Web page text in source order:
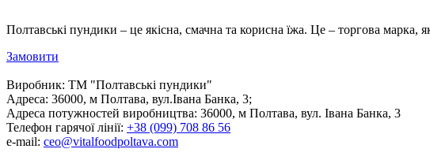
Полтавські пундики – це якісна, смачна та корисна їжа. Це – торгова марка,
Замовити
Виробник: ТМ "Полтавські пундики"
Адреса: 36000, м Полтава, вул.Івана Банка, 3;
Адреса потужностей виробництва: 36000, м Полтава, вул. Івана Банка, 3
Телефон гарячої лінії: +38 (099) 708 86 56
e-mail: ceo@vitalfoodpoltava.com